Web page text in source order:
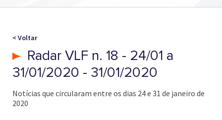
< Voltar
Radar VLF n. 18 - 24/01 a
31/01/2020 - 31/01/2020
Notícias que circularam entre os dias 24 e 31 de janeiro de
2020